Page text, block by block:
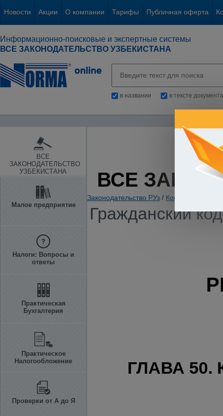
Новости Акции О компании Тарифы Публичная оферта
Информационно-поисковые и экспертные системы
ВСЕ ЗАКОНОДАТЕЛЬСТВО УЗБЕКИСТАНА
в названии в тексте документа
ВСЕ
ЗАКОНОДАТЕЛЬСТВО
УЗБЕКИСТАНА
Малое предприятие
Налоги: Вопросы и
ответы
Практическая
Бухгалтерия
Практическое
Налогообложение
Проверки от А до Я
ВСЕ
Законодательство РУз / Конституции и
Гражданский
ГЛАВА